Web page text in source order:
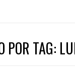
POR TAG: